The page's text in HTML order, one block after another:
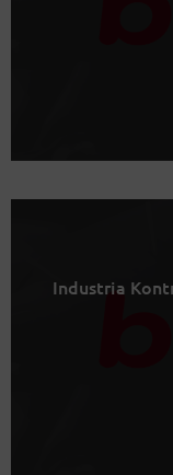
Industria